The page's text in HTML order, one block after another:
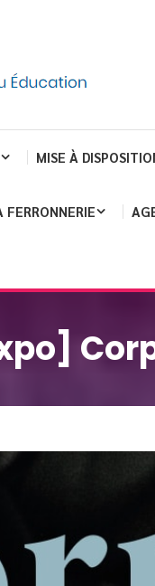
MISE À
FERRONNERIE